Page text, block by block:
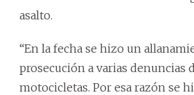
asalto.
“En la fecha se hizo un
prosecución a varias denuncias
motocicletas. Por esa razón se